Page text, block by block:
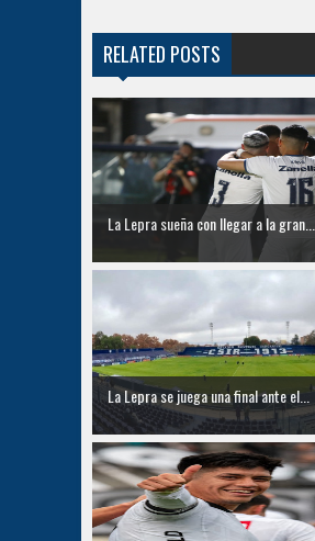
RELATED POSTS
La Lepra sueña con llegar a la gran...
La Lepra se juega una final ante el...